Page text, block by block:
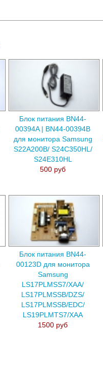
Блок питания BN44-
00394A | BN44-00394B
для монитора Samsung
S22A200B/ S24C350HL/
S24E310HL
500 руб
Блок питания BN44-
00123D для монитора
Samsung
LS17PLMSS7/XAA/
LS17PLMSSB/DZS/
LS17PLMSSB/EDC/
LS19PLMTS7/XAA
1500 руб